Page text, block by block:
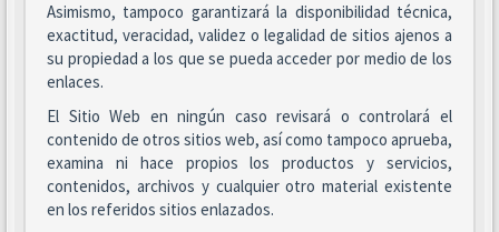
Asimismo, tampoco garantizará la disponibilidad técnica,
exactitud, veracidad, validez o legalidad de sitios ajenos a
su propiedad a los que se pueda acceder por medio de los
enlaces.
El Sitio Web en ningún caso revisará o controlará el
contenido de otros sitios web, así como tampoco aprueba,
examina ni hace propios los productos y servicios,
contenidos, archivos y cualquier otro material existente
en los referidos sitios enlazados.